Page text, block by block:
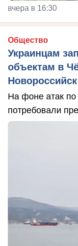
вчера в 16:30
Общество
Украинцам
объектам в
Новороссийск
На фоне атак
потребовали